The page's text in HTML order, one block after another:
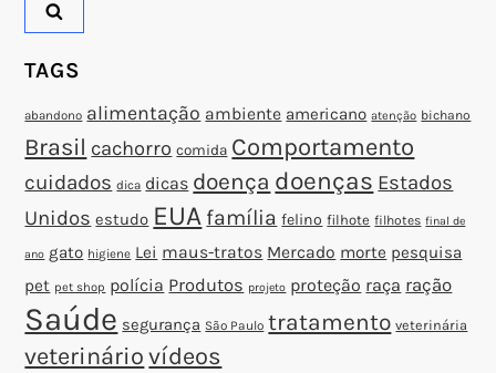
t
TAGS
abandono alimentação ambiente americano atenção bichano
Brasil cachorro comida Comportamento
cuidados dica dicas doença doenças Estados
Unidos estudo EUA família felino filhote filhotes final de
ano gato higiene Lei maus-tratos Mercado morte pesquisa
pet pet shop polícia Produtos projeto proteção raça ração
Saúde segurança São Paulo tratamento veterinária
veterinário vídeos